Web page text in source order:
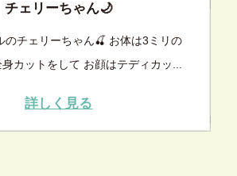
チェリーちゃん🌙
のチェリーちゃん🍒 お体は3ミリの
カットをして お顔はテディカッ...
詳しく見る